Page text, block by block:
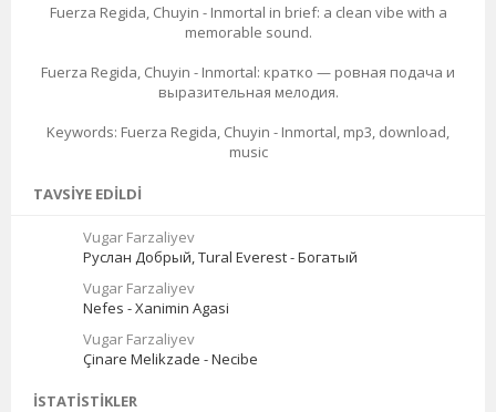
Fuerza Regida, Chuyin - Inmortal in brief: a clean vibe with a
memorable sound.
Fuerza Regida, Chuyin - Inmortal: кратко — ровная подача и
выразительная мелодия.
Keywords: Fuerza Regida, Chuyin - Inmortal, mp3, download,
music
TAVSIYE EDILDI
Vugar Farzaliyev
Руслан Добрый, Tural Everest - Богатый
Vugar Farzaliyev
Nefes - Xanimin Agasi
Vugar Farzaliyev
Çinare Melikzade - Necibe
İSTATISTIKLER